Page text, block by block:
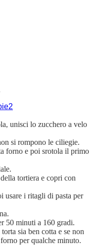
unisci lo zucchero a velo
si rompono le ciliegie.
forno e poi srotola il primo
tortiera e copri con
usare i ritagli di pasta per
50 minuti a 160 gradi.
sia ben cotta e se non
per qualche minuto.